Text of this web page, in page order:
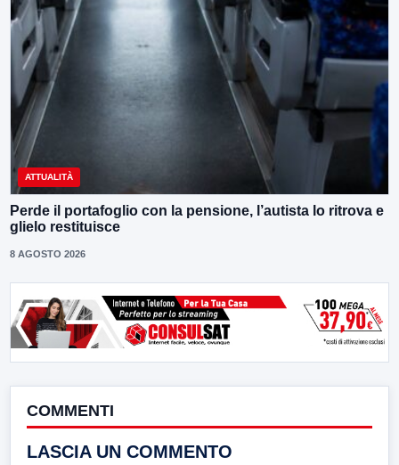
ATTUALITÀ
Perde il portafoglio con la pensione, l’autista lo ritrova e
glielo restituisce
8 AGOSTO 2026
COMMENTI
LASCIA UN COMMENTO